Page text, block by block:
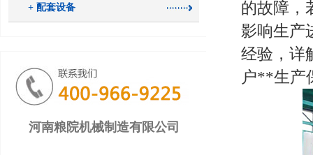
+ 配套设备
河南粮院机械制造有限公司
的故障，
影响生产
经验，详
户**生产